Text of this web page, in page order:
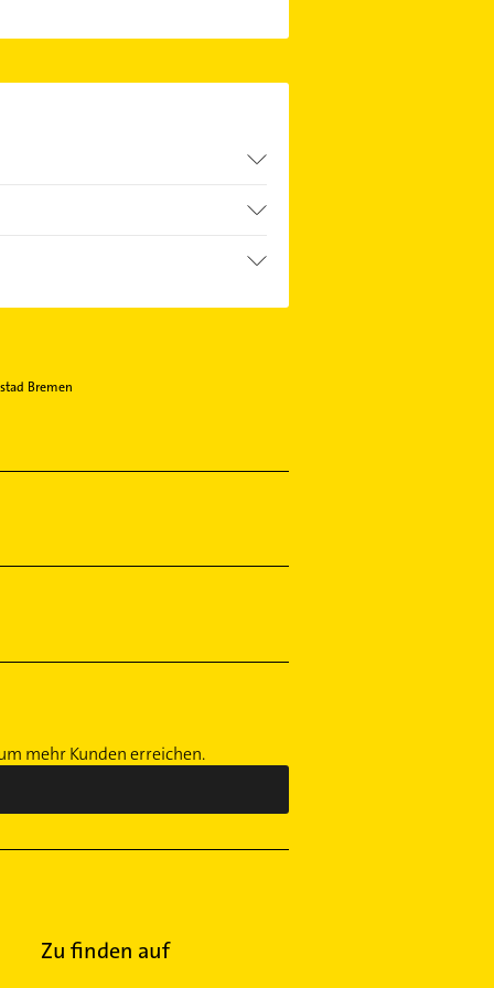
Bremen
mehr Kunden erreichen.
Zu finden auf